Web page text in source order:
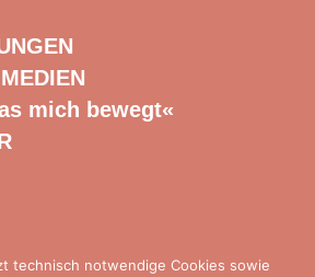
mich bewegt«
technisch notwendige Cookies sowie